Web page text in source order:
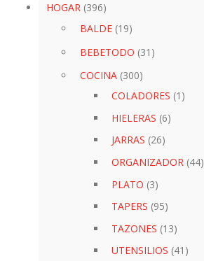
HOGAR (396)
BALDE (19)
BEBETODO (31)
COCINA (300)
COLADORES (1)
HIELERAS (6)
JARRAS (26)
ORGANIZADOR (44)
PLATO (3)
TAPERS (95)
TAZONES (13)
UTENSILIOS (41)